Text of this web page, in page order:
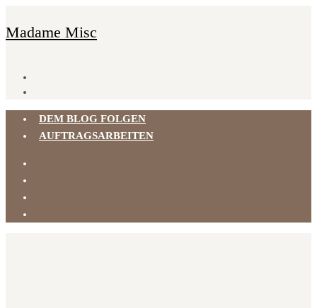
Madame Misc
DEM BLOG FOLGEN
AUFTRAGSARBEITEN